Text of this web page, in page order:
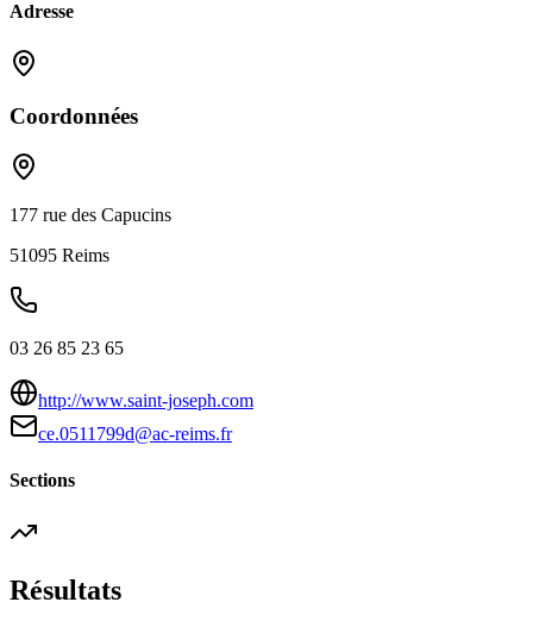
Adresse
Coordonnées
177 rue des Capucins
51095 Reims
03 26 85 23 65
http://www.saint-joseph.com
ce.0511799d@ac-reims.fr
Sections
Résultats